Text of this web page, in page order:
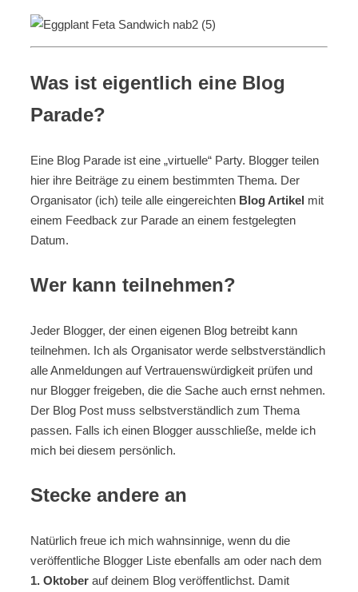
Was ist eigentlich eine Blog
Parade?
Eine Blog Parade ist eine „virtuelle“ Party. Blogger teilen
hier ihre Beiträge zu einem bestimmten Thema. Der
Organisator (ich) teile alle eingereichten Blog Artikel mit
einem Feedback zur Parade an einem festgelegten
Datum.
Wer kann teilnehmen?
Jeder Blogger, der einen eigenen Blog betreibt kann
teilnehmen. Ich als Organisator werde selbstverständlich
alle Anmeldungen auf Vertrauenswürdigkeit prüfen und
nur Blogger freigeben, die die Sache auch ernst nehmen.
Der Blog Post muss selbstverständlich zum Thema
passen. Falls ich einen Blogger ausschließe, melde ich
mich bei diesem persönlich.
Stecke andere an
Natürlich freue ich mich wahnsinnige, wenn du die
veröffentliche Blogger Liste ebenfalls am oder nach dem
1. Oktober auf deinem Blog veröffentlichst. Damit